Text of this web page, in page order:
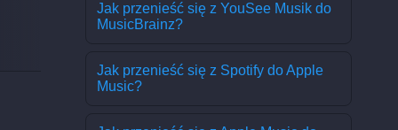
Jak przenieść się z YouSee Musik do
MusicBrainz?
Jak przenieść się z Spotify do Apple
Music?